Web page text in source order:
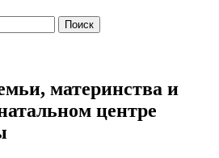
материнства и
центре